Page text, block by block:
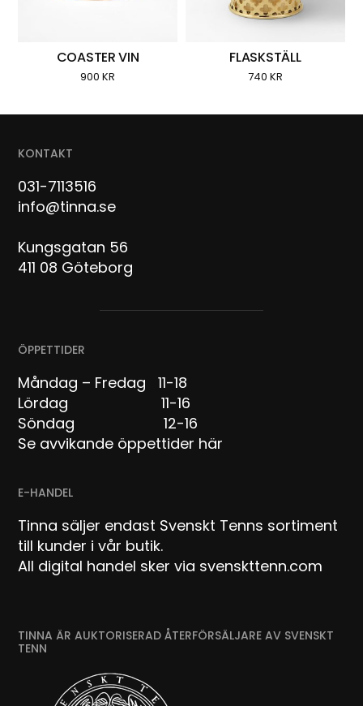
COASTER VIN
900KR
FLASKSTÄLL
740 KR
KONTAKT
031-7113516
info@tinna.se
Kungsgatan 56
411 08 Göteborg
ÖPPETTIDER
Måndag – Fredag 11-18
Lördag 11-16
Söndag 12-16
Se avvikande öppettider här
E-HANDEL
Tinna säljer endast Svenskt Tenns sortiment
till kunder i vår butik.
All digital handel sker via svenskttenn.com
TINNA ÄR AUKTORISERAD ÅTERFÖRSÄLJARE AV SVENSKT
TENN